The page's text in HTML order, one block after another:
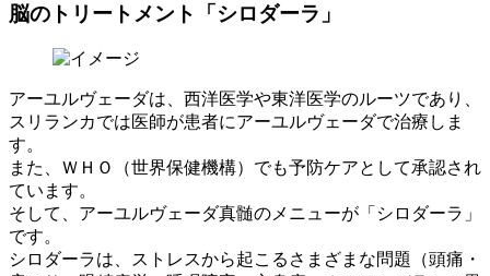
脳のトリートメント「シロダーラ」
アーユルヴェーダは、西洋医学や東洋医学のルーツであり、
スリランカでは医師が患者にアーユルヴェーダで治療しま
す。
また、ＷＨＯ（世界保健機構）でも予防ケアとして承認され
ています。
そして、アーユルヴェーダ真髄のメニューが「シロダーラ」
です。
シロダーラは、ストレスから起こるさまざまな問題（頭痛・